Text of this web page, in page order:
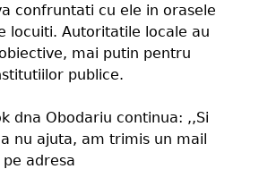
confruntati cu ele in orasele
locuiti. Autoritatile locale au
mai putin pentru
publice.
dna Obodariu continua: ,,Si
nu ajuta, am trimis un mail
adresa